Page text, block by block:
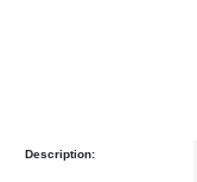
Description: